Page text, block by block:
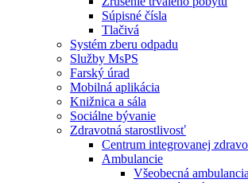
Súpisné čísla
Tlačivá
Systém zberu odpadu
Služby MsPS
Farský úrad
Mobilná aplikácia
Knižnica a sála
Sociálne bývanie
Zdravotná starostlivosť
Centrum integrovanej
Ambulancie
Všeobecná